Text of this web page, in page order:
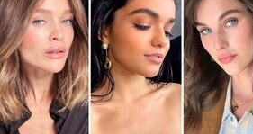
#swjournalru swjournalru
блескдлягуб #бренд #губы губы
декоративнаякосметика
#косметика #краснаяпомада